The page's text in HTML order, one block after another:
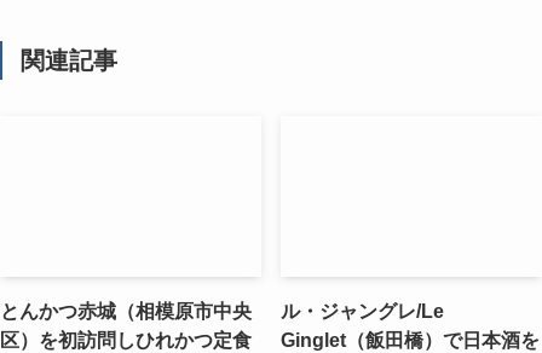
関連記事
とんかつ赤城（相模原市中央
区）を初訪問しひれかつ定食
ル・ジャングレ/Le
Ginglet（飯田橋）で日本酒を